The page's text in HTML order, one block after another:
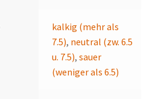
kalkig (mehr als
7.5), neutral (zw. 6.5
u. 7.5),sauer
(weniger als 6.5)